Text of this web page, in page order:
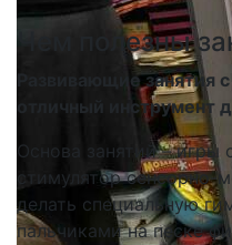
Чем полезны
Развивающие занятия
отличный инструмент
Основа занятий –
стимулятор
делать специальную
пальчиками на песке